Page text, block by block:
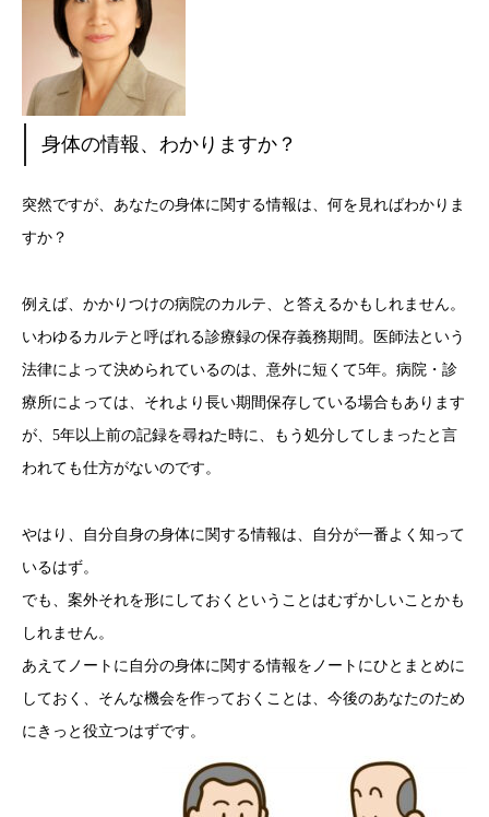
身体の情報、わかりますか？
突然ですが、あなたの身体に関する情報は、何を見ればわかりま
すか？
例えば、かかりつけの病院のカルテ、と答えるかもしれません。
いわゆるカルテと呼ばれる診療録の保存義務期間。医師法という
法律によって決められているのは、意外に短くて5年。病院・診
療所によっては、それより長い期間保存している場合もあります
が、5年以上前の記録を尋ねた時に、もう処分してしまったと言
われても仕方がないのです。
やはり、自分自身の身体に関する情報は、自分が一番よく知って
いるはず。
でも、案外それを形にしておくということはむずかしいことかも
しれません。
あえてノートに自分の身体に関する情報をノートにひとまとめに
しておく、そんな機会を作っておくことは、今後のあなたのため
にきっと役立つはずです。